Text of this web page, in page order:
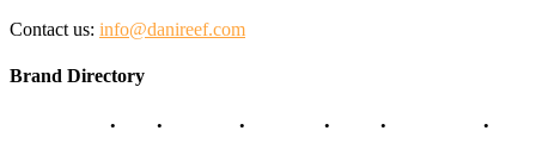
Contact us: info@danireef.com
Brand Directory
• • • • • •